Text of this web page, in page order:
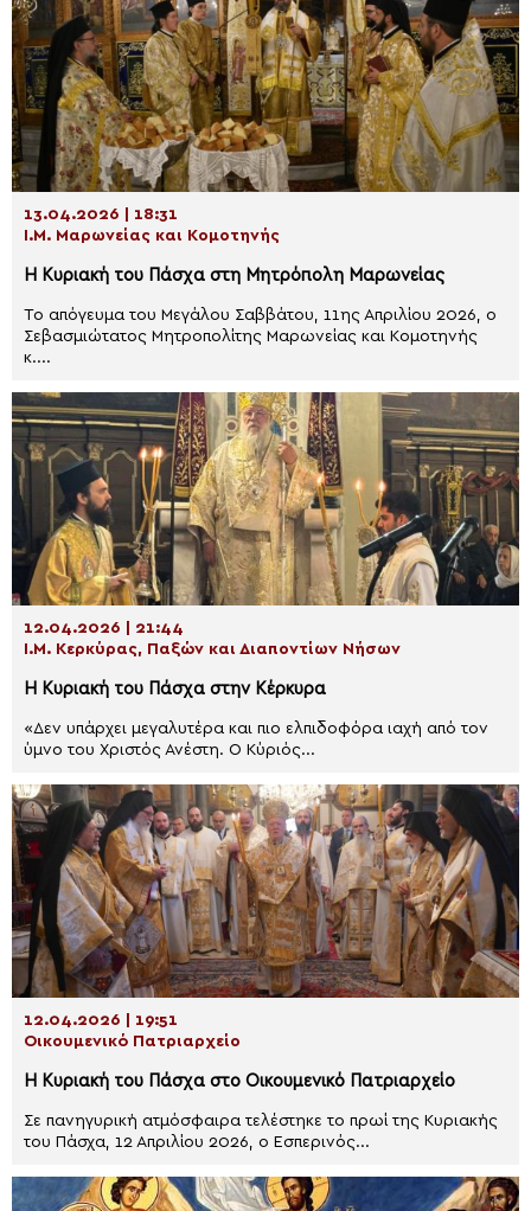
13.04.2026 | 18:31
Ι.Μ. Μαρωνείας και Κομοτηνής
Η Κυριακή του Πάσχα στη Μητρόπολη Μαρωνείας
Το απόγευμα του Μεγάλου Σαββάτου, 11ης Απριλίου 2026, ο
Σεβασμιώτατος Μητροπολίτης Μαρωνείας και Κομοτηνής
κ....
12.04.2026 | 21:44
Ι.Μ. Κερκύρας, Παξών και Διαποντίων Νήσων
Η Κυριακή του Πάσχα στην Κέρκυρα
«Δεν υπάρχει μεγαλυτέρα και πιο ελπιδοφόρα ιαχή από τον
ύμνο του Χριστός Ανέστη. Ο Κύριός...
12.04.2026 | 19:51
Οικουμενικό Πατριαρχείο
H Κυριακή του Πάσχα στο Οικουμενικό Πατριαρχείο
Σε πανηγυρική ατμόσφαιρα τελέστηκε το πρωί της Κυριακής
του Πάσχα, 12 Απριλίου 2026, ο Εσπερινός...